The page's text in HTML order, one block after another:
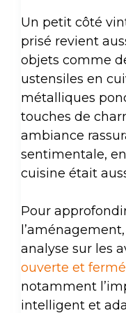
Un petit côté
prisé revient
objets comme
ustensiles en
métalliques
touches de
ambiance
sentimentale,
cuisine était
Pour
analyse sur les
ouverte et
notamment
intelligent et